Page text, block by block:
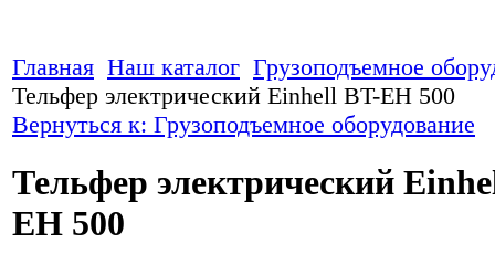
Главная Наш каталог Грузоподъемное
Тельфер электрический Einhell BT-EH 500
Вернуться к: Грузоподъемное оборудование
Тельфер электрический
EH 500